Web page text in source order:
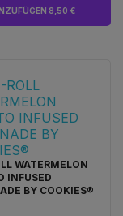
HINZUFÜGEN 8,50 €
WATERMELON
INFUSED
BY COOKIES®